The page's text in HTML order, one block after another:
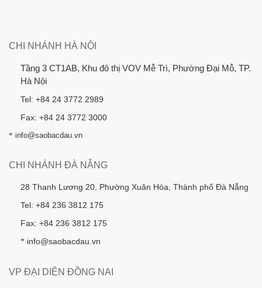
CHI NHÁNH HÀ NỘI
Tầng 3 CT1AB, Khu đô thị VOV Mễ Trì, Phường Đại Mỗ, TP.
Hà Nội
Tel: +84 24 3772 2989
Fax: +84 24 3772 3000
* info@saobacdau.vn
CHI NHÁNH ĐÀ NẴNG
28 Thanh Lương 20, Phường Xuân Hòa, Thành phố Đà Nẵng
Tel: +84 236 3812 175
Fax: +84 236 3812 175
* info@saobacdau.vn
VP ĐẠI DIỆN ĐỒNG NAI